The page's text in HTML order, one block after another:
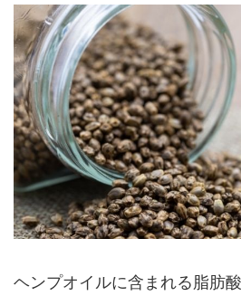
ヘンプオイルに含まれる脂肪